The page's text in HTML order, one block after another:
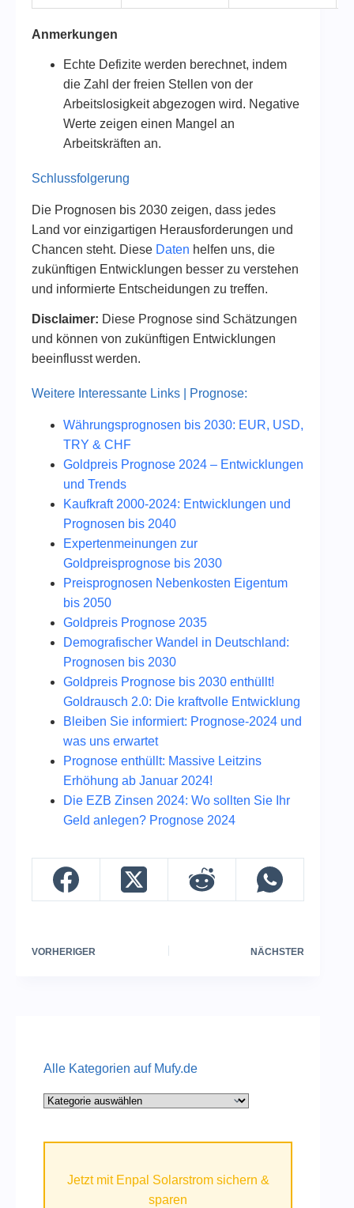
Anmerkungen
Echte Defizite werden berechnet, indem
die Zahl der freien Stellen von der
Arbeitslosigkeit abgezogen wird. Negative
Werte zeigen einen Mangel an
Arbeitskräften an.
Schlussfolgerung
Die Prognosen bis 2030 zeigen, dass jedes
Land vor einzigartigen Herausforderungen und
Chancen steht. Diese Daten helfen uns, die
zukünftigen Entwicklungen besser zu verstehen
und informierte Entscheidungen zu treffen.
Disclaimer: Diese Prognose sind Schätzungen
und können von zukünftigen Entwicklungen
beeinflusst werden.
Weitere Interessante Links | Prognose:
Währungsprognosen bis 2030: EUR, USD,
TRY & CHF
Goldpreis Prognose 2024 – Entwicklungen
und Trends
Kaufkraft 2000-2024: Entwicklungen und
Prognosen bis 2040
Expertenmeinungen zur
Goldpreisprognose bis 2030
Preisprognosen Nebenkosten Eigentum
bis 2050
Goldpreis Prognose 2035
Demografischer Wandel in Deutschland:
Prognosen bis 2030
Goldpreis Prognose bis 2030 enthüllt!
Goldrausch 2.0: Die kraftvolle Entwicklung
Bleiben Sie informiert: Prognose-2024 und
was uns erwartet
Prognose enthüllt: Massive Leitzins
Erhöhung ab Januar 2024!
Die EZB Zinsen 2024: Wo sollten Sie Ihr
Geld anlegen? Prognose 2024
VORHERIGER NÄCHSTER
Alle Kategorien auf Mufy.de
Alle
Jetzt mit Enpal Solarstrom sichern &
sparen